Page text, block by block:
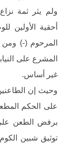
ولم يثر ثمة
أحقية الأولين
المرحوم (-) ومن
المشرع على
غير أساس.
وحيث إن
على الحكم
توثيق شبين